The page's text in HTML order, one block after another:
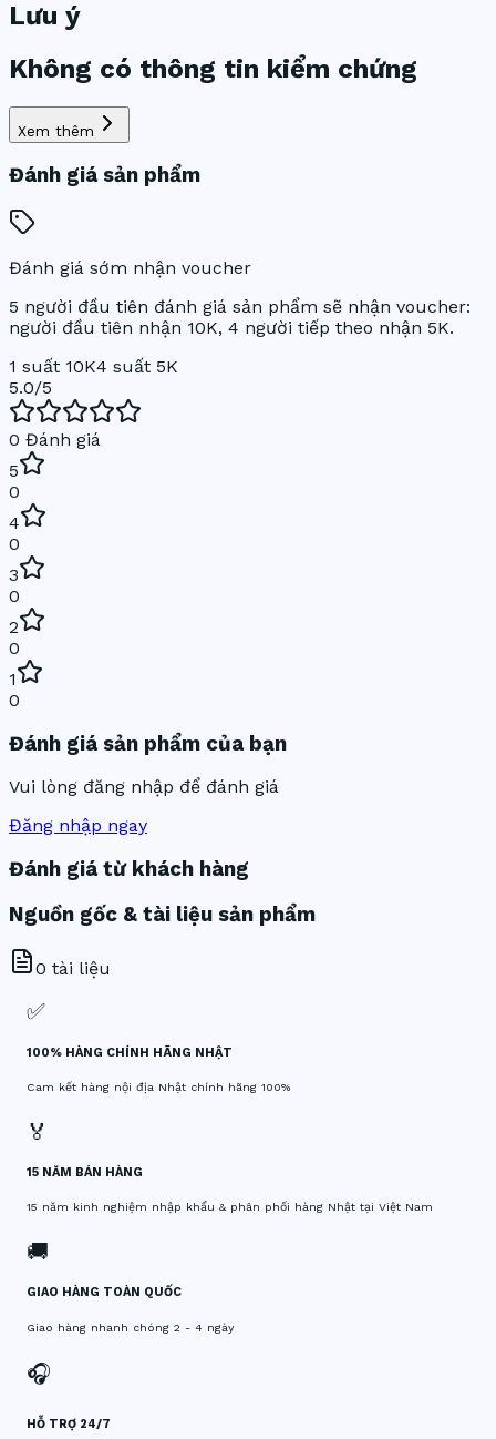
Lưu ý
Không có thông tin kiểm chứng
Xem thêm
Đánh giá sản phẩm
Đánh giá sớm nhận voucher
5 người đầu tiên đánh giá sản phẩm sẽ nhận voucher:
người đầu tiên nhận 10K, 4 người tiếp theo nhận 5K.
1 suất 10K4 suất 5K
5.0/5
0 Đánh giá
5
0
4
0
3
0
2
0
1
0
Đánh giá sản phẩm của bạn
Vui lòng đăng nhập để đánh giá
Đăng nhập ngay
Đánh giá từ khách hàng
Nguồn gốc & tài liệu sản phẩm
0 tài liệu
✅
100% HÀNG CHÍNH HÃNG NHẬT
Cam kết hàng nội địa Nhật chính hãng 100%
🏅
15 NĂM BÁN HÀNG
15 năm kinh nghiệm nhập khẩu & phân phối hàng Nhật tại Việt Nam
🚚
GIAO HÀNG TOÀN QUỐC
Giao hàng nhanh chóng 2 - 4 ngày
🎧
HỖ TRỢ 24/7